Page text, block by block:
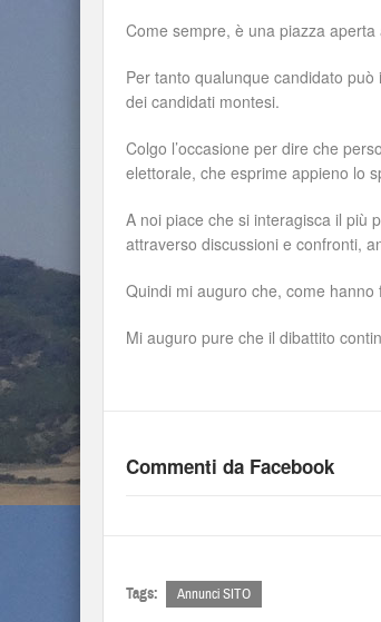
Come sempre, è una piazza aperta
Per tanto qualunque candidato
dei candidati montesi.
Colgo l’occasione per dire che
elettorale, che esprime appieno lo
A noi piace che si interagisca il più
attraverso discussioni e confronti,
Quindi mi auguro che, come
Mi auguro pure che il dibattito
Commenti da Facebook
Tags: Annunci SITO